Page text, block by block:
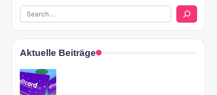
Aktuelle Beiträge